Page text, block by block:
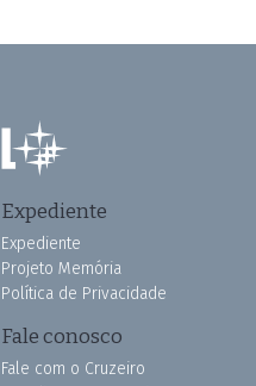
Expediente
Expediente
Projeto Memória
Política de Privacidade
Fale conosco
Fale com o Cruzeiro